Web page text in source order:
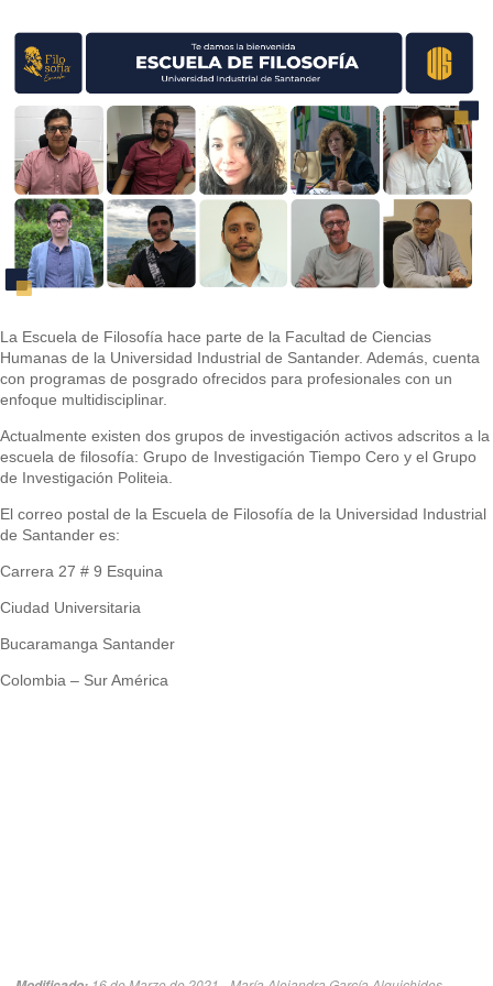
La Escuela de Filosofía hace parte de la Facultad de Ciencias
Humanas de la Universidad Industrial de Santander. Además, cuenta
con programas de posgrado ofrecidos para profesionales con un
enfoque multidisciplinar.
Actualmente existen dos grupos de investigación activos adscritos a la
escuela de filosofía: Grupo de Investigación Tiempo Cero y el Grupo
de Investigación Politeia.
El correo postal de la Escuela de Filosofía de la Universidad Industrial
de Santander es:
Carrera 27 # 9 Esquina
Ciudad Universitaria
Bucaramanga Santander
Colombia – Sur América